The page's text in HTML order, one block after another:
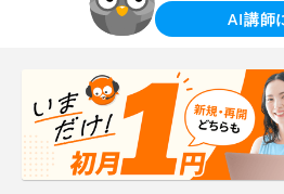
AI講師